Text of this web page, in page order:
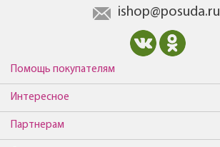
ishop@posuda.ru
Помощь покупателям
Интересное
Партнерам